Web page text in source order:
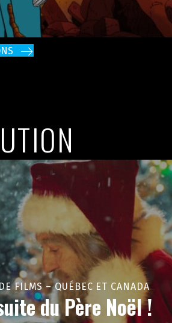
FILMS – QUÉBEC ET CANADA
du Père Noël !